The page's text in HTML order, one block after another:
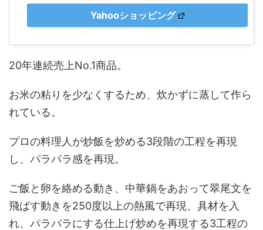
Yahooショッピング
20年連続売上No.1商品。
お米の粘りを少なくするため、炊かずに蒸して作ら
れている。
プロの料理人が炒飯を炒める3段階の工程を再現
し、パラパラ感を再現。
ご飯と卵を絡める動き、中華鍋をあおって翠尾文を
飛ばす動きを250度以上の熱風で再現、具材を入
れ、パラパラにする仕上げ炒めを再現する3工程の